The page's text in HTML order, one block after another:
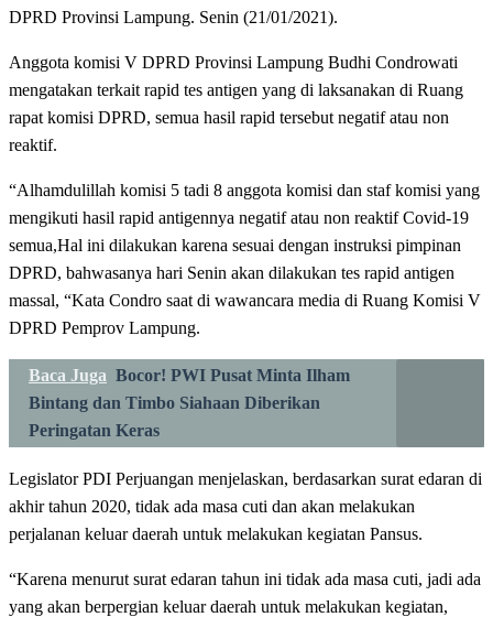
DPRD Provinsi Lampung. Senin (21/01/2021).
Anggota komisi V DPRD Provinsi Lampung Budhi Condrowati
mengatakan terkait rapid tes antigen yang di laksanakan di Ruang
rapat komisi DPRD, semua hasil rapid tersebut negatif atau non
reaktif.
“Alhamdulillah komisi 5 tadi 8 anggota komisi dan staf komisi yang
mengikuti hasil rapid antigennya negatif atau non reaktif Covid-19
semua,Hal ini dilakukan karena sesuai dengan instruksi pimpinan
DPRD, bahwasanya hari Senin akan dilakukan tes rapid antigen
massal, “Kata Condro saat di wawancara media di Ruang Komisi V
DPRD Pemprov Lampung.
Baca Juga Bocor! PWI Pusat Minta Ilham
Bintang dan Timbo Siahaan Diberikan
Peringatan Keras
Legislator PDI Perjuangan menjelaskan, berdasarkan surat edaran di
akhir tahun 2020, tidak ada masa cuti dan akan melakukan
perjalanan keluar daerah untuk melakukan kegiatan Pansus.
“Karena menurut surat edaran tahun ini tidak ada masa cuti, jadi ada
yang akan berpergian keluar daerah untuk melakukan kegiatan,